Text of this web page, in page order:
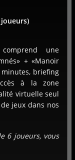
joueurs)
une
+ «Manoir
minutes, briefing
à la zone
virtuelle seul
jeux dans nos
6 joueurs, vous